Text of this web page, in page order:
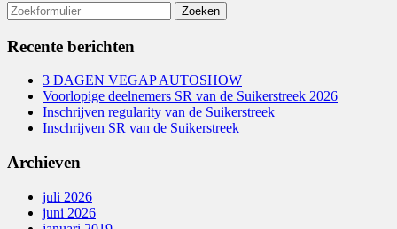
Zoeken
naar:
Recente berichten
3 DAGEN VEGAP AUTOSHOW
Voorlopige deelnemers SR van de Suikerstreek 2026
Inschrijven regularity van de Suikerstreek
Inschrijven SR van de Suikerstreek
Archieven
juli 2026
juni 2026